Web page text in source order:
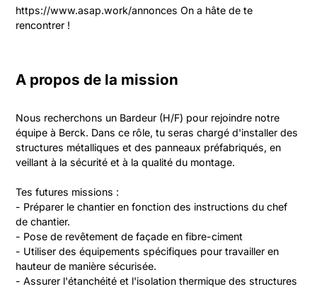
https://www.asap.work/annonces On a hâte de te
rencontrer !
A propos de la mission
Nous recherchons un Bardeur (H/F) pour rejoindre notre
équipe à Berck. Dans ce rôle, tu seras chargé d'installer des
structures métalliques et des panneaux préfabriqués, en
veillant à la sécurité et à la qualité du montage.
Tes futures missions :
- Préparer le chantier en fonction des instructions du chef
de chantier.
- Pose de revêtement de façade en fibre-ciment
- Utiliser des équipements spécifiques pour travailler en
hauteur de manière sécurisée.
- Assurer l'étanchéité et l'isolation thermique des structures